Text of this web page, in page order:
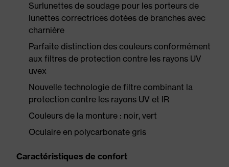
Surlunettes de soudage pour les porteurs de
lunettes correctrices dotées de branches avec
charnière
Parfaite distinction des couleurs conformément
aux filtres de protection contre les rayons UV
uvex
Nouvelle technologie de filtre combinant la
protection contre les rayons UV et IR
Couleurs de la monture : noir, vert
Oculaire en polycarbonate gris
Caractéristiques de confort